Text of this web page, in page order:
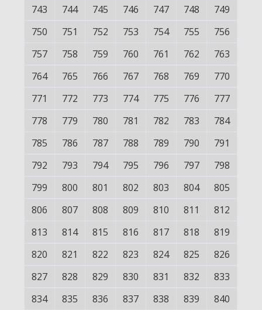
743
744 745 746 747 748
749
750
751 752 753 754 755
756
757
758 759 760 761 762
763
764
765 766 767 768 769
770
771
772 773 774 775 776
777
778
779 780 781 782 783
784
785
786 787 788 789 790
791
792
793 794 795 796 797
798
799
800 801 802 803 804
805
806
807 808 809 810 811
812
813
814 815 816 817 818
819
820
821 822 823 824 825
826
827
828 829 830 831 832
833
834
835 836 837 838 839 840